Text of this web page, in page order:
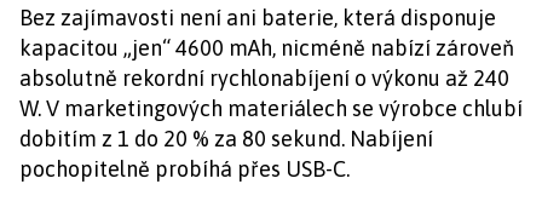
Bez zajímavosti není ani baterie, která disponuje
kapacitou „jen“ 4600 mAh, nicméně nabízí zároveň
absolutně rekordní rychlonabíjení o výkonu až 240
W. V marketingových materiálech se výrobce chlubí
dobitím z 1 do 20 % za 80 sekund. Nabíjení
pochopitelně probíhá přes USB-C.